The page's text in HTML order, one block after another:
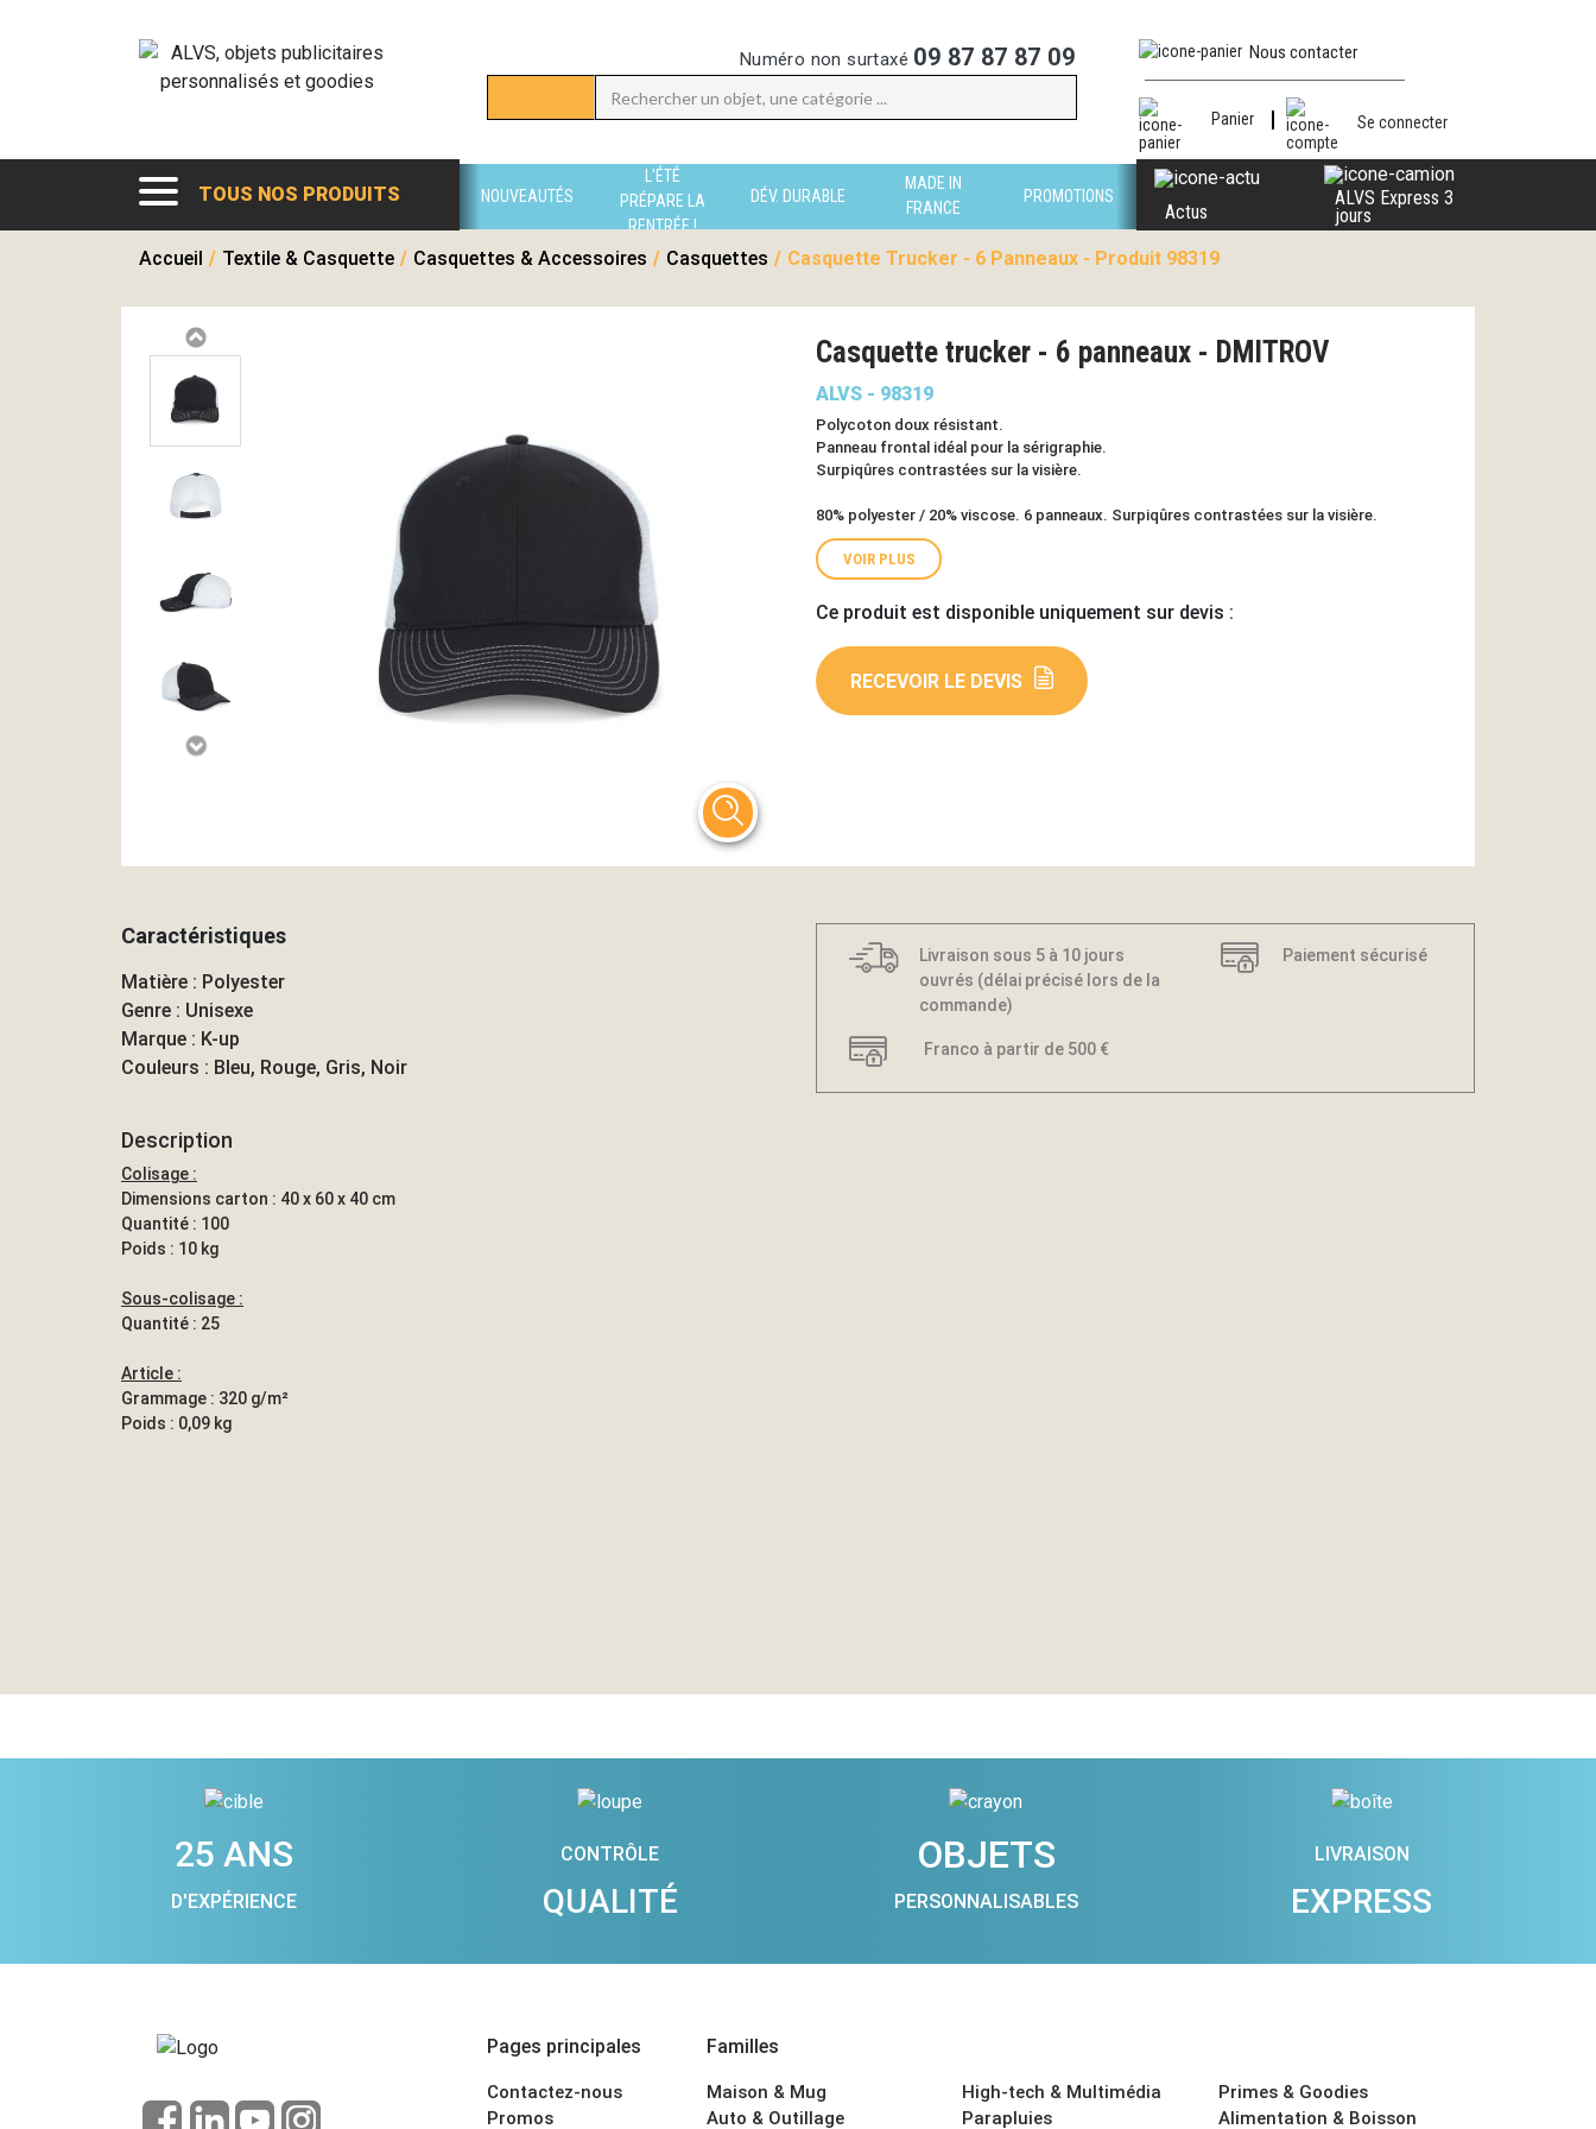
Numéro non surtaxé 09 87 87 87 09 Nous contacter
Panier Se connecter
TOUS NOS PRODUITS NOUVEAUTÉS
L'ÉTÉ
PRÉPARE LA
RENTRÉE !
DÉV. DURABLE
MADE IN
FRANCE
PROMOTIONS
Actus
ALVS Express 3
jours
Accueil / Textile & Casquette / Casquettes & Accessoires / Casquettes / Casquette Trucker - 6 Panneaux - Produit 98319
Casquette trucker - 6 panneaux - DMITROV
ALVS - 98319
Polycoton doux résistant.
Panneau frontal idéal pour la sérigraphie.
Surpiqûres contrastées sur la visière.
80% polyester / 20% viscose. 6 panneaux. Surpiqûres contrastées sur la visière.
VOIR PLUS
Ce produit est disponible uniquement sur devis :
RECEVOIR LE DEVIS
Caractéristiques
Matière : Polyester
Genre : Unisexe
Marque : K-up
Couleurs : Bleu, Rouge, Gris, Noir
Description
Colisage :
Dimensions carton : 40 x 60 x 40 cm
Quantité : 100
Poids : 10 kg
Sous-colisage :
Quantité : 25
Article :
Grammage : 320 g/m²
Poids : 0,09 kg
Livraison sous 5 à 10 jours
ouvrés (délai précisé lors de la
commande)
Paiement sécurisé
Franco à partir de 500 €
25 ANS
D'EXPÉRIENCE
CONTRÔLE
QUALITÉ
OBJETS
PERSONNALISABLES
LIVRAISON
EXPRESS
Pages principales
Contactez-nous
Promos
Familles
Maison & Mug
Auto & Outillage
High-tech & Multimédia
Parapluies
Primes & Goodies
Alimentation & Boisson